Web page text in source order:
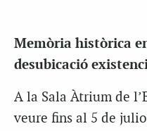
Memòria històrica
desubicació
A la Sala Àtrium de
veure fins al 5 de